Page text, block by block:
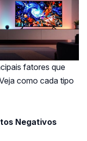
fatores que
como cada tipo
Negativos